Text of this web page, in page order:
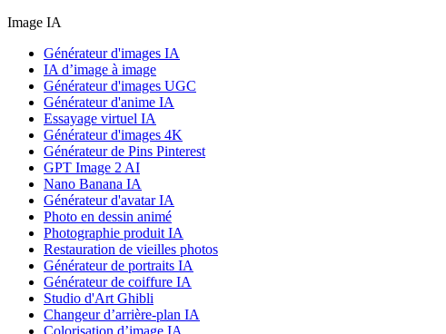
Image IA
Générateur d'images IA
IA d’image à image
Générateur d'images UGC
Générateur d'anime IA
Essayage virtuel IA
Générateur d'images 4K
Générateur de Pins Pinterest
GPT Image 2 AI
Nano Banana IA
Générateur d'avatar IA
Photo en dessin animé
Photographie produit IA
Restauration de vieilles photos
Générateur de portraits IA
Générateur de coiffure IA
Studio d'Art Ghibli
Changeur d’arrière-plan IA
Colorisation d’image IA